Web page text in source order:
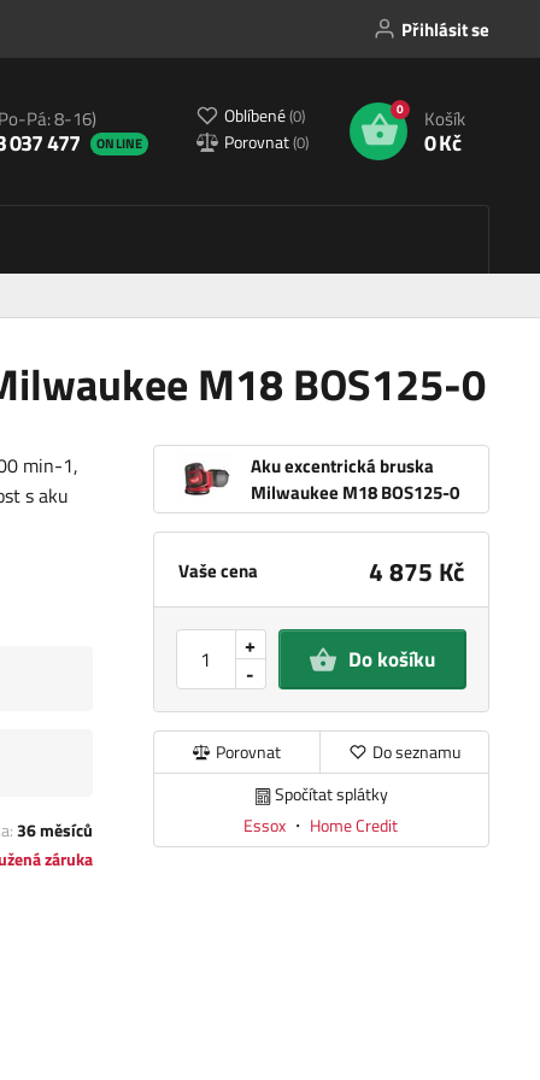
Přihlásit se
Pá: 8-16)
037 477 ONLINE
Oblíbené(0)
Porovnat(0)
0 Košík
0 Kč
M18 BOS125-0
Aku excentrická bruska
Milwaukee M18 BOS125-0
Vaše cena 4 875 Kč
-
+ Do košíku
Porovnat
Do seznamu
Spočítat splátky
Essox ・ Home Credit
min-1,
s aku
36 měsíců
záruka